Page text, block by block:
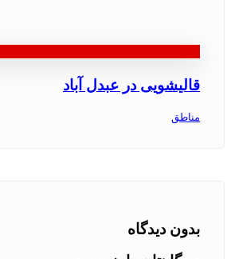
قالیشویی در عبدل آباد
مناطق
بدون دیدگاه